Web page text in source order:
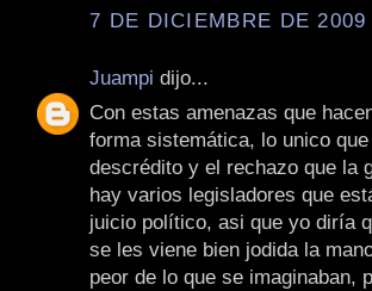
7 DE DICIEMBRE DE
Juampi dijo...
Con estas amenazas que
forma sistemática, lo unico
descrédito y el rechazo que la
hay varios legisladores que
juicio político, asi que yo diría
se les viene bien jodida la
peor de lo que se imaginaban,